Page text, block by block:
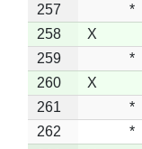
257
*
258
X
259
*
260
X
261
*
262
*